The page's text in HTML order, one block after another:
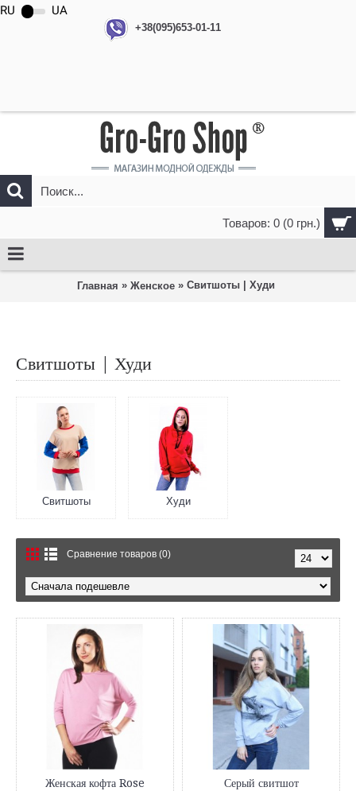
+38(095)653-01-11
RU UA
Товаров: 0 (0 грн.)
Главная » Женское » Свитшоты | Худи
Свитшоты | Худи
Свитшоты Худи
Сравнение товаров (0)
Женская кофта Rose
Серый свитшот